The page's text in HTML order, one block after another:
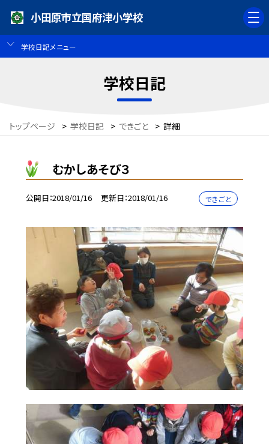
小田原市立国府津小学校
学校日記メニュー
学校日記
トップページ > 学校日記 > できごと > 詳細
むかしあそび３
公開日 2018/01/16 更新日 2018/01/16 できごと